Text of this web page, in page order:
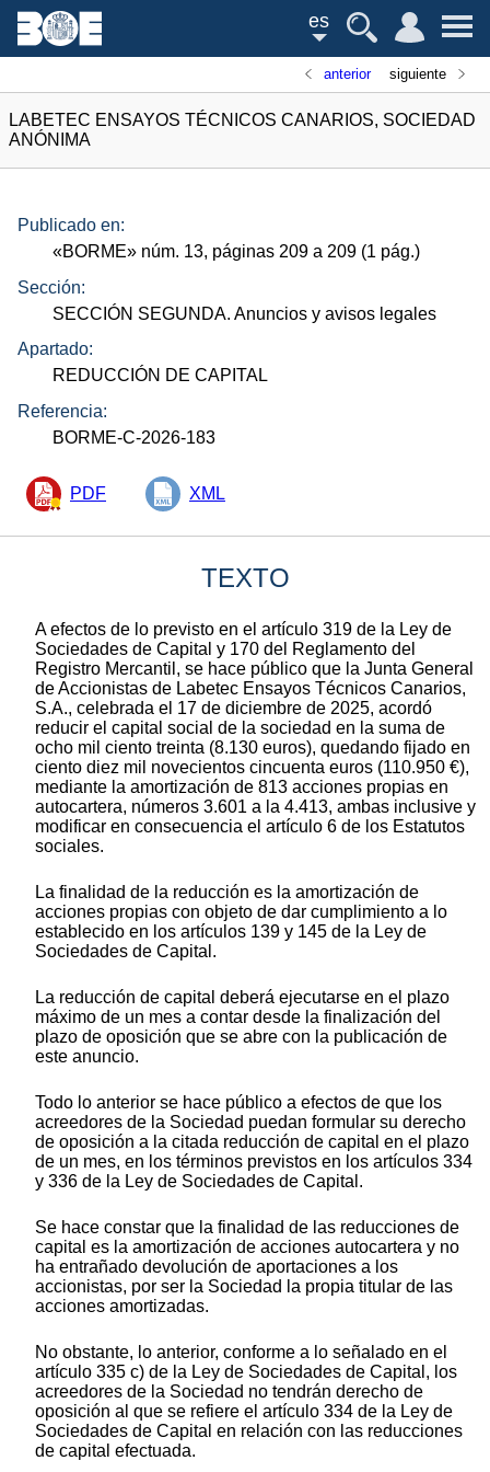
es
anterior siguiente
LABETEC ENSAYOS TÉCNICOS CANARIOS, SOCIEDAD
ANÓNIMA
Publicado en:
«BORME» núm. 13, páginas 209 a 209 (1 pág.)
Sección:
SECCIÓN SEGUNDA. Anuncios y avisos legales
Apartado:
REDUCCIÓN DE CAPITAL
Referencia:
BORME-C-2026-183
PDF XML
TEXTO
A efectos de lo previsto en el artículo 319 de la Ley de
Sociedades de Capital y 170 del Reglamento del
Registro Mercantil, se hace público que la Junta General
de Accionistas de Labetec Ensayos Técnicos Canarios,
S.A., celebrada el 17 de diciembre de 2025, acordó
reducir el capital social de la sociedad en la suma de
ocho mil ciento treinta (8.130 euros), quedando fijado en
ciento diez mil novecientos cincuenta euros (110.950 €),
mediante la amortización de 813 acciones propias en
autocartera, números 3.601 a la 4.413, ambas inclusive y
modificar en consecuencia el artículo 6 de los Estatutos
sociales.
La finalidad de la reducción es la amortización de
acciones propias con objeto de dar cumplimiento a lo
establecido en los artículos 139 y 145 de la Ley de
Sociedades de Capital.
La reducción de capital deberá ejecutarse en el plazo
máximo de un mes a contar desde la finalización del
plazo de oposición que se abre con la publicación de
este anuncio.
Todo lo anterior se hace público a efectos de que los
acreedores de la Sociedad puedan formular su derecho
de oposición a la citada reducción de capital en el plazo
de un mes, en los términos previstos en los artículos 334
y 336 de la Ley de Sociedades de Capital.
Se hace constar que la finalidad de las reducciones de
capital es la amortización de acciones autocartera y no
ha entrañado devolución de aportaciones a los
accionistas, por ser la Sociedad la propia titular de las
acciones amortizadas.
No obstante, lo anterior, conforme a lo señalado en el
artículo 335 c) de la Ley de Sociedades de Capital, los
acreedores de la Sociedad no tendrán derecho de
oposición al que se refiere el artículo 334 de la Ley de
Sociedades de Capital en relación con las reducciones
de capital efectuada.